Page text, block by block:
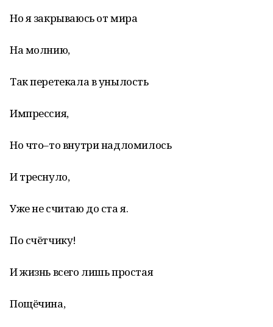
Но я закрываюсь от мира
На молнию,
Так перетекала в унылость
Импрессия,
Но что–то внутри надломилось
И треснуло,
Уже не считаю до ста я.
По счётчику!
И жизнь всего лишь простая
Пощёчина,